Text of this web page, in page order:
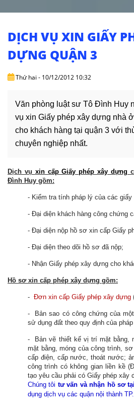
TỤC
ĐẤT
VĂN
-
MẪU
LIÊN
HỆ
DỊCH VỤ XIN GIẤY
DỰNG QUẬN 3
Thứ hai - 10/12/2012 10:32
Văn phòng luật sư Tô Đình Huy
vụ xin Giấy phép xây dựng nhà
cho khách hàng tại quận 3 với
chuyên nghiệp nhất.
Dịch vụ xin cấp Giấy phép xây dựng
Đình Huy gồm:
- Kiểm tra tính pháp lý của các
- Đại diện khách hàng công chứng
- Đại diện nộp hồ sơ xin cấp Giấy
- Đại diện theo dõi hồ sơ đã nộp;
- Nhận Giấy phép xây dựng cho
Hồ sơ xin cấp phép xây dựng gồm:
- Đơn xin cấp Giấy phép xây dựng
- Bản sao có công chứng của
sử dụng đất theo quy định của pháp
- Bản vẽ thiết kế vị trí mặt bằng,
mặt bằng, móng của công trình,
cấp điện, cấp nước, thoát nước;
công trình có không gian liền kề
tạo yêu cầu phải có Giấy phép xây
Chúng tôi tư vấn và nhận hồ sơ
dụng dịch vụ các quận nội thành